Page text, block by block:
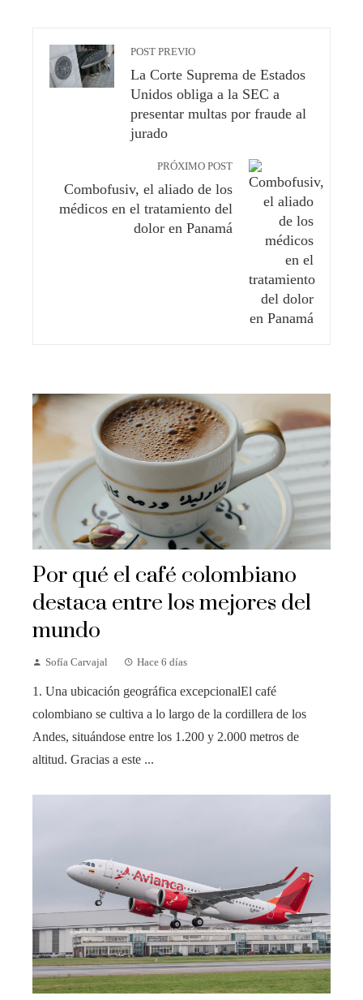
POST PREVIO
La Corte Suprema de Estados
Unidos obliga a la SEC a
presentar multas por fraude al
jurado
PRÓXIMO POST
Combofusiv, el aliado de los
médicos en el tratamiento del
dolor en Panamá
Por qué el café colombiano
destaca entre los mejores del
mundo
Sofía Carvajal Hace 6 días
1. Una ubicación geográfica excepcionalEl café
colombiano se cultiva a lo largo de la cordillera de los
Andes, situándose entre los 1.200 y 2.000 metros de
altitud. Gracias a este ...